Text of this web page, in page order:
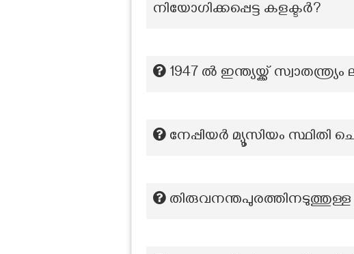
നിയോഗിക്കപ്പെട്ട കളക്ടർ?
1947 ൽ ഇന്ത്യയ്ക്ക്
നേപ്പിയര്‍ മ്യൂസിയം സ്ഥിതി
തിരുവനന്തപുരത്തിനടുത്തുള്ള